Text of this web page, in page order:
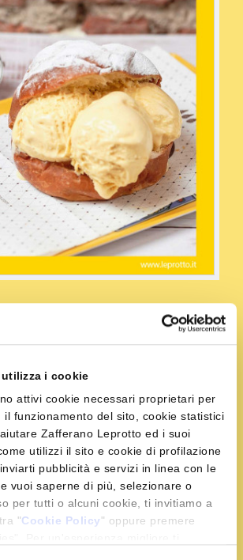
i cookie
attivi cookie necessari proprietari per
il funzionamento del sito, cookie statistici
Zafferano Leprotto ed i suoi
utilizzi il sito e cookie di profilazione
pubblicità e servizi in linea con le
vuoi saperne di più, selezionare o
per tutti o alcuni cookie, ti invitiamo a
"Cookie Policy" oppure premere
al fiordilatte
per dolci q.b.
Leprotto
tuppo